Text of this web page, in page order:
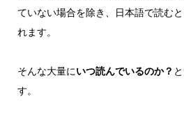
ていない場合を除き、日本語で読む
れます。
そんな大量にいつ読んでいるのか？
す。